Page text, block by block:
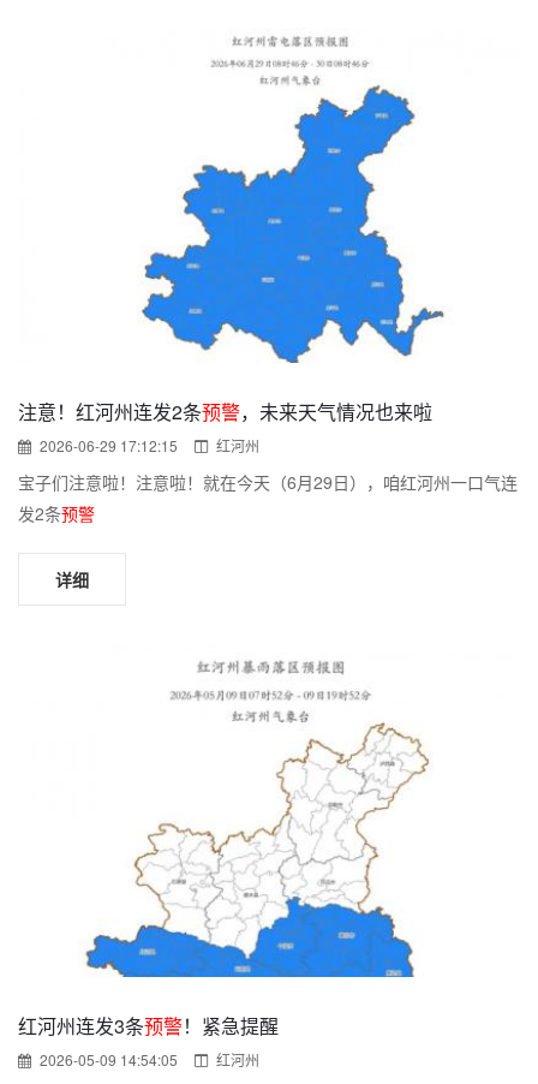
注意！红河州连发2条预警，未来天气情况也来啦
2026-06-29 17:12:15 红河州
宝子们注意啦！注意啦！就在今天（6月29日），咱红河州一口气连
发2条预警
详细
红河州连发3条预警！紧急提醒
2026-05-09 14:54:05 红河州